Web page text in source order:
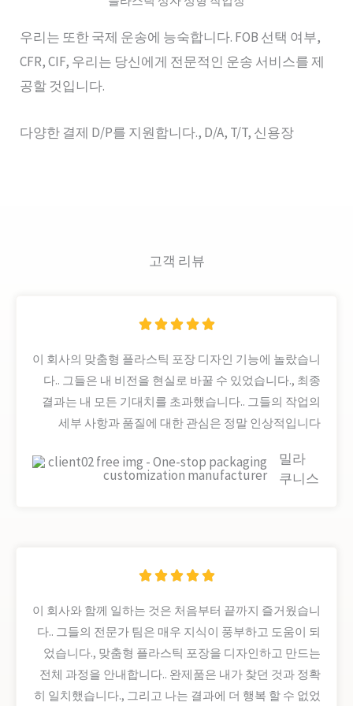
우리는 또한 국제 운송에 능숙합니다. FOB 선택 여부,
CFR, CIF, 우리는 당신에게 전문적인 운송 서비스를 제
공할 것입니다.
다양한 결제 D/P를 지원합니다., D/A, T/T, 신용장
고객 리뷰
    정
밖
으
5
이 회사의 맞춤형 플라스틱 포장 디자인 기능에 놀랐습니
다.. 그들은 내 비전을 현실로 바꿀 수 있었습니다., 최종
결과는 내 모든 기대치를 초과했습니다.. 그들의 작업의
세부 사항과 품질에 대한 관심은 정말 인상적입니다
밀라
쿠니스
    정
밖
으
로
이 회사와 함께 일하는 것은 처음부터 끝까지 즐거웠습니
다.. 그들의 전문가 팀은 매우 지식이 풍부하고 도움이 되
었습니다., 맞춤형 플라스틱 포장을 디자인하고 만드는
전체 과정을 안내합니다.. 완제품은 내가 찾던 것과 정확
히 일치했습니다., 그리고 나는 결과에 더 행복 할 수 없었